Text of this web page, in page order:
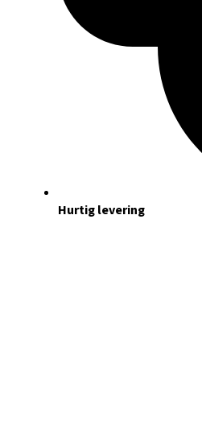
Hurtig levering